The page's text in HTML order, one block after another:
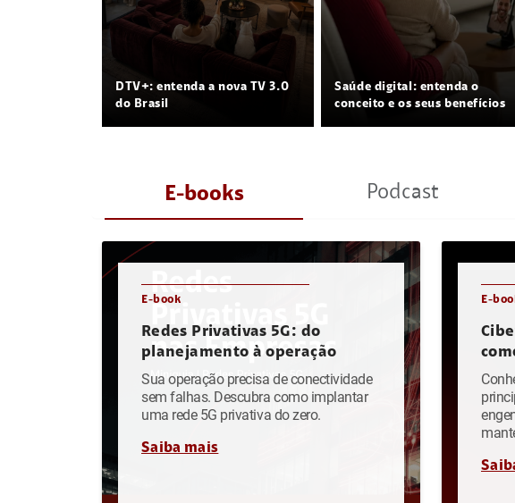
DTV+: entenda a nova TV 3.0
do Brasil
Saúde digital: entenda o
conceito e os seus benefícios
E-books Podcast
E-book
Redes Privativas 5G: do
planejamento à operação
Sua operação precisa de conectividade
sem falhas. Descubra como implantar
uma rede 5G privativa do zero.
Saiba mais
E-